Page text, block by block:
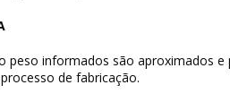
peso informados são aproximados
de fabricação.